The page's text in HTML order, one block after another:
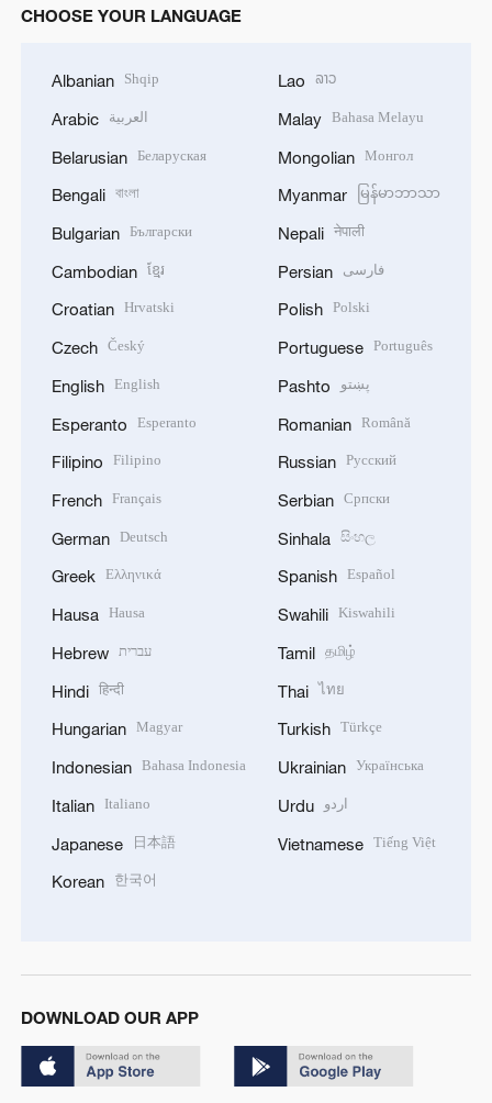
CHOOSE YOUR LANGUAGE
Albanian Shqip
Arabic العربية
Belarusian Беларуская
Bengali বাংলা
Bulgarian Български
Cambodian ខ្មែរ
Croatian Hrvatski
Czech Český
English English
Esperanto Esperanto
Filipino Filipino
French Français
German Deutsch
Greek Ελληνικά
Hausa Hausa
Hebrew עברית
Hindi हिन्दी
Hungarian Magyar
Indonesian Bahasa Indonesia
Italian Italiano
Japanese 日本語
Korean 한국어
Lao ລາວ
Malay Bahasa Melayu
Mongolian Монгол
Myanmar မြန်မာဘာသာ
Nepali नेपाली
Persian فارسی
Polish Polski
Portuguese Português
Pashto پښتو
Romanian Română
Russian Русский
Serbian Српски
Sinhala සිංහල
Spanish Español
Swahili Kiswahili
Tamil தமிழ்
Thai ไทย
Turkish Türkçe
Ukrainian Українська
Urdu اردو
Vietnamese Tiếng Việt
DOWNLOAD OUR APP